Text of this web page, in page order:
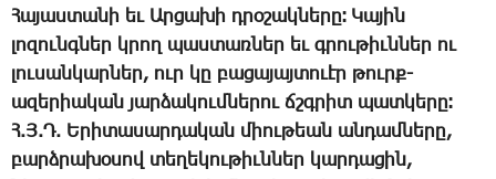
­Հա­յաս­տա­նի եւ Ար­ցա­խի դրօ­շակ­նե­րը։ ­Կա­յին
լո­զունգ­ներ կրող պաս­տառ­ներ եւ գրու­թիւն­ներ ու
լու­սան­կար­ներ, ուր կը բա­ցա­յայ­տո­ւէր թուրք-
ա­զե­րիա­կան յար­ձա­կում­նե­րու ճշգրիտ պատ­կե­րը։
Հ.Յ.Դ. Ե­րի­տա­սար­դա­կան ­միու­թեան ան­դամ­նե­րը,
բարձ­րա­խօ­սով տե­ղե­կու­թիւն­ներ կար­դա­ցին,